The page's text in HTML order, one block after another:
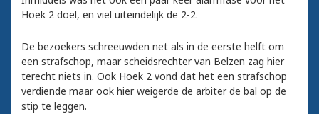
Hoek 2 doel, en viel uiteindelijk de 2-2.
De bezoekers schreeuwden net als in de eerste helft om
een strafschop, maar scheidsrechter van Belzen zag hier
terecht niets in. Ook Hoek 2 vond dat het een strafschop
verdiende maar ook hier weigerde de arbiter de bal op de
stip te leggen.